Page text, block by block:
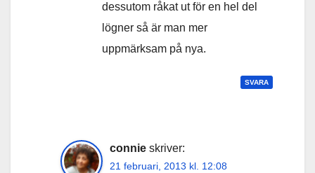
dessutom råkat ut för en hel del
lögner så är man mer
uppmärksam på nya.
SVARA
connie skriver:
21 februari, 2013 kl. 12:08